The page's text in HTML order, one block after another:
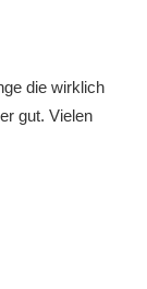
die wirklich
gut. Vielen